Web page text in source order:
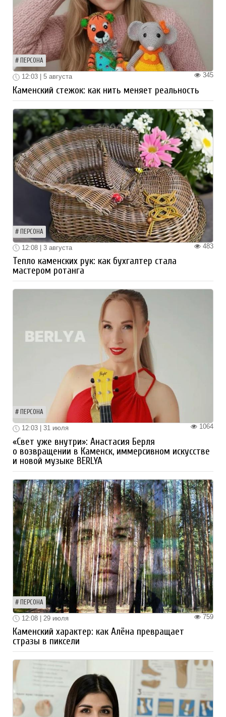
ПЕРСОНА
345
12:03 | 5 августа
Каменский стежок: как нить меняет реальность
ПЕРСОНА
483
12:08 | 3 августа
Тепло каменских рук: как бухгалтер стала
мастером ротанга
ПЕРСОНА
1064
12:03 | 31 июля
«Свет уже внутри»: Анастасия Берля
о возвращении в Каменск, иммерсивном искусстве
и новой музыке BERLYA
ПЕРСОНА
759
12:08 | 29 июля
Каменский характер: как Алёна превращает
стразы в пиксели